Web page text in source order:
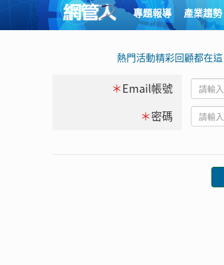
專題報導 產業趨勢
熱門活動精彩回顧都在這
＊Email帳號
＊密碼